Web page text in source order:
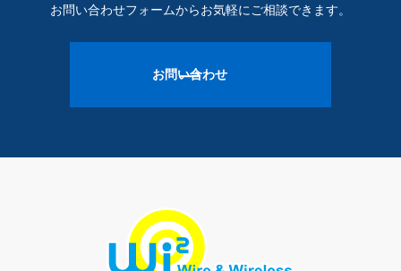
お問い合わせフォームからお気軽にご相談できます。
お問い合わせ